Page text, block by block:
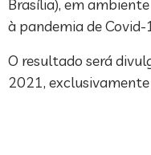
Brasília), em
à pandemia de Covid-
O resultado será
2021,